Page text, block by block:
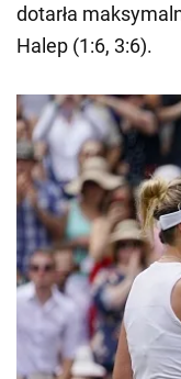
dotarła
Halep (1:6, 3:6).